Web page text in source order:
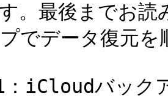
。最後までお
でデータ復元
iCloudバック